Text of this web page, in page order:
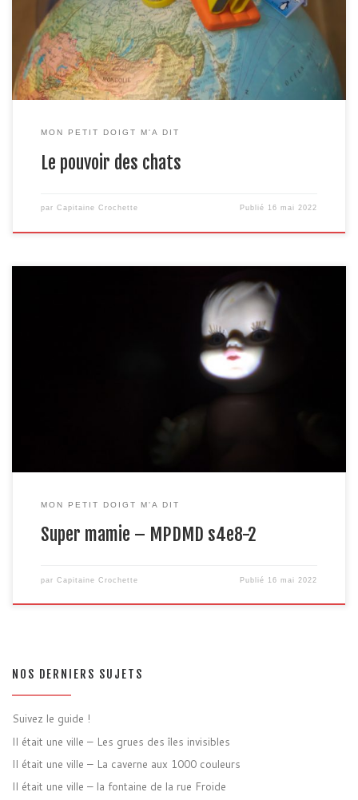
cette solution, on me l’a déjà proposé, il y a 10 ans, lors de la
première saison. Ce qui […]
MON PETIT DOIGT M'A DIT
Le pouvoir des chats
par Capitaine Crochette Publié 16 mai 2022
En parlant de vieux trucs, elle a dû en connaître, la nouvelle
doyenne de l’humanité ! (Notez que je vous évite une vanne sur
Jeanne Calment et son viager) Vous avez entendu dans ce billet Je
ne suis pas une vedette – Luc Dominique, mieux connue sous le
MON PETIT DOIGT M'A DIT
Super mamie – MPDMD s4e8-2
par Capitaine Crochette Publié 16 mai 2022
NOS DERNIERS SUJETS
Suivez le guide !
Il était une ville – Les grues des îles invisibles
Il était une ville – La caverne aux 1000 couleurs
Il était une ville – la fontaine de la rue Froide